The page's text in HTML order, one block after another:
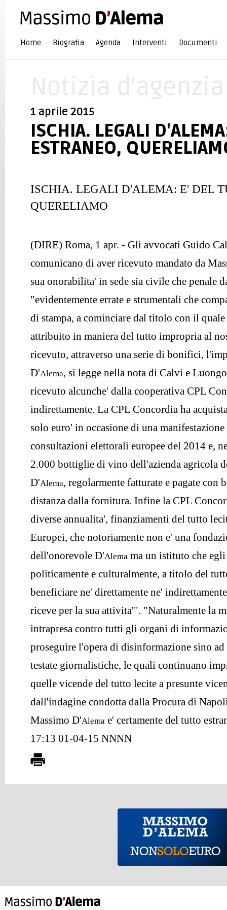
Home Biografia Agenda Interventi Documenti
1 aprile 2015
ISCHIA. LEGALI
ESTRANEO,
ISCHIA. LEGALI D'ALEMA: E' DEL
QUERELIAMO
(DIRE) Roma, 1 apr. - Gli avvocati Guido
comunicano di aver ricevuto mandato da
sua onorabilita' in sede sia civile che penale
"evidentemente errate e strumentali che
di stampa, a cominciare dal titolo con il
attribuito in maniera del tutto impropria al
ricevuto, attraverso una serie di bonifici,
D'Alema, si legge nella nota di Calvi e
ricevuto alcunche' dalla cooperativa CPL
indirettamente. La CPL Concordia ha
solo euro' in occasione di una
consultazioni elettorali europee del 2014 e,
2.000 bottiglie di vino dell'azienda agricola
D'Alema, regolarmente fatturate e pagate con
distanza dalla fornitura. Infine la CPL
diverse annualita', finanziamenti del tutto
Europei, che notoriamente non e' una
dell'onorevole D'Alema ma un istituto che
politicamente e culturalmente, a titolo del
beneficiare ne' direttamente ne'
riceve per la sua attivita'". "Naturalmente la
intrapresa contro tutti gli organi di
proseguire l'opera di disinformazione sino ad
testate giornalistiche, le quali continuano
quelle vicende del tutto lecite a presunte
dall'indagine condotta dalla Procura di
Massimo D'Alema e' certamente del tutto
17:13 01-04-15 NNNN